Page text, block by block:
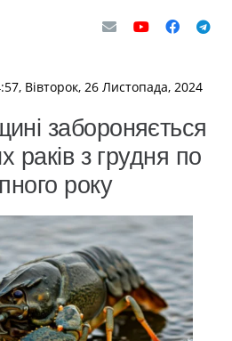
Вівторок, 26 Листопада, 2024
забороняється
раків з грудня по
року